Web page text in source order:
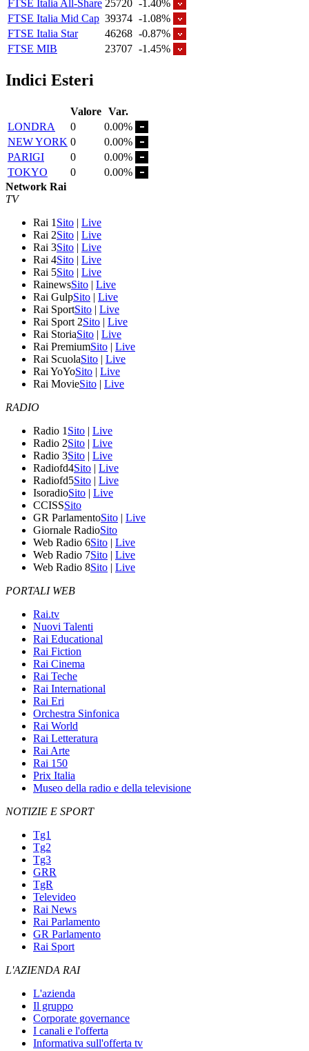
FTSE Italia All-Share 25720 -1.40%
FTSE Italia Mid Cap 39374 -1.08%
FTSE Italia Star
46268 -0.87%
FTSE MIB
23707 -1.45%
Indici Esteri
Valore Var.
LONDRA
0
0.00%
NEW YORK 0
0.00%
PARIGI
0
0.00%
TOKYO
0
0.00%
Network Rai
TV
Rai 1 Sito | Live
Rai 2Sito | Live
Rai 3Sito | Live
Rai 4Sito | Live
Rai 5Sito | Live
RainewsSito | Live
Rai GulpSito | Live
Rai SportSito | Live
Rai Sport 2Sito | Live
Rai StoriaSito | Live
Rai PremiumSito | Live
Rai ScuolaSito | Live
Rai YoYoSito | Live
Rai MovieSito | Live
RADIO
Radio 1 Sito | Live
Radio 2Sito | Live
Radio 3Sito | Live
Radiofd4Sito | Live
Radiofd5Sito | Live
IsoradioSito | Live
CCISSSito
GR ParlamentoSito | Live
Giornale RadioSito
Web Radio 6Sito | Live
Web Radio 7Sito | Live
Web Radio 8Sito | Live
PORTALI WEB
Rai.tv
Nuovi Talenti
Rai Educational
Rai Fiction
Rai Cinema
Rai Teche
Rai International
Rai Eri
Orchestra Sinfonica
Rai World
Rai Letteratura
Rai Arte
Rai 150
Prix Italia
Museo della radio e della televisione
NOTIZIE E SPORT
Tg1
Tg2
Tg3
GRR
TgR
Televideo
Rai News
Rai Parlamento
GR Parlamento
Rai Sport
L'AZIENDA RAI
L'azienda
Il gruppo
Corporate governance
I canali e l'offerta
Informativa sull'offerta tv